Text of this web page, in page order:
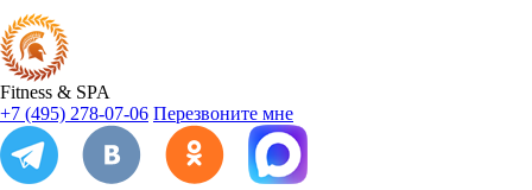
Fitness & SPA
+7 (495) 278-07-06 Перезвоните мне